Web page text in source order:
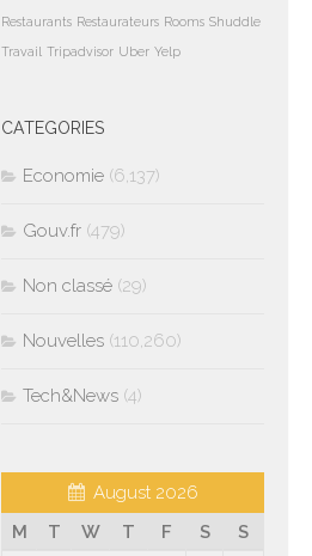
Restaurants Restaurateurs Rooms Shuddle
Travail Tripadvisor Uber Yelp
CATEGORIES
Economie (6,137)
Gouv.fr (479)
Non classé (29)
Nouvelles (110,260)
Tech&News (4)
August 2026
M
T W T F S
S